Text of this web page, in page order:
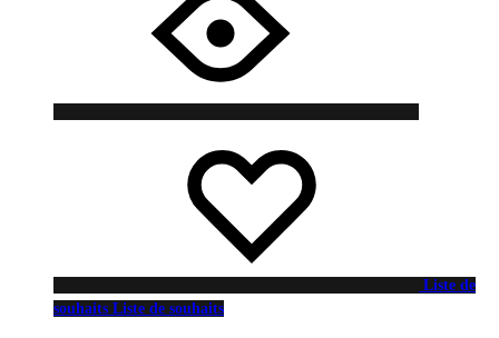
Liste de
souhaits Liste de souhaits